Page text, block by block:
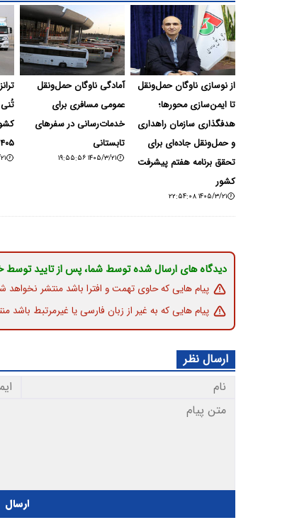
از نوسازی ناوگان حمل‌ونقل
تا ایمن‌سازی محورها؛
هدفگذاری سازمان راهداری
و حمل‌ونقل جاده‌ای برای
تحقق برنامه هفتم پیشرفت
کشور
۱۴۰۵/۳/۲۱ ۲۲:۵۴:۰۸
آمادگی ناوگان حمل‌ونقل
عمومی مسافری برای
خدمات‌رسانی در سفرهای
تابستانی
۱۴۰۵/۳/۲۱ ۱۹:۵۵:۵۶
دیدگاه های ارسال شده توسط شما، پس از تایید
پیام هایی که حاوی تهمت و افترا باشد منتشر نخواهد
پیام هایی که به غیر از زبان فارسی یا غیرمرتبط باشد
ارسال نظر
ارسال